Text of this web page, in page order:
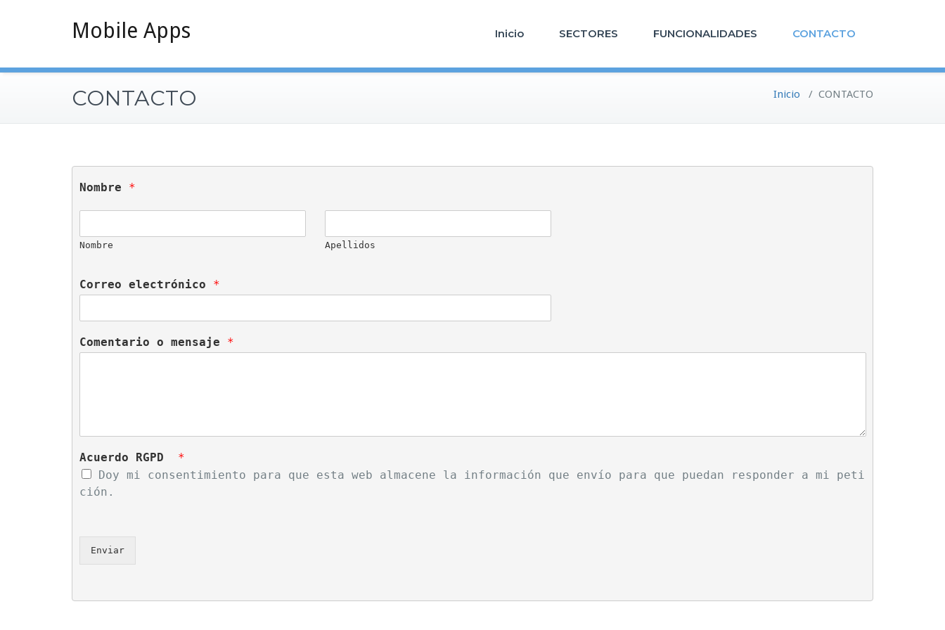
Mobile Apps Inicio SECTORES FUNCIONALIDADES CONTACTO
CONTACTO Inicio / CONTACTO
Nombre *
Nombre Apellidos
Correo electrónico *
Comentario o mensaje *
Acuerdo RGPD *
Doy mi consentimiento para que esta web almacene la información que envío para que puedan responder a mi peti
ción.
Enviar